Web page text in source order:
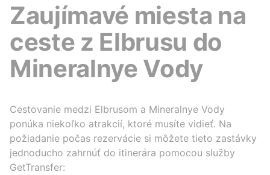
Zaujímavé miesta na
ceste z Elbrusu do
Mineralnye Vody
Cestovanie medzi Elbrusom a Mineralnye Vody
ponúka niekoľko atrakcií, ktoré musíte vidieť. Na
požiadanie počas rezervácie si môžete tieto zastávky
jednoducho zahrnúť do itinerára pomocou služby
GetTransfer: